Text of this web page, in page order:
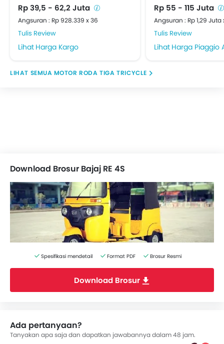
Rp 39,5 - 62,2 Juta
Angsuran : Rp 928.339 x 36
Tulis Review
Harga Kargo
Rp 55 - 115 Juta
Angsuran : Rp 1,29 Juta
Tulis Review
Harga Piaggio
MOTOR RODA TIGA TRICYCLE
Download Brosur Bajaj RE 4S
Spesifikasi mendetail Format PDF Brosur Resmi
Download Brosur
Ada pertanyaan?
Tanyakan apa saja dan dapatkan jawabannya dalam 48 jam.